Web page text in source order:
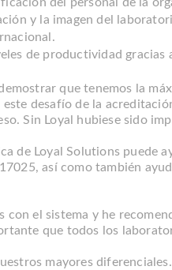
y la imagen del
de productividad gracias
que tenemos la
este desafío de la
Sin Loyal hubiese sido
de Loyal Solutions puede
así como también
con el sistema y he
que todos los
mayores